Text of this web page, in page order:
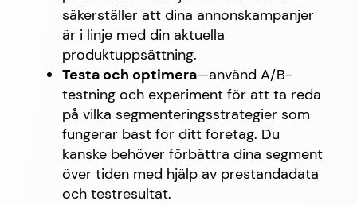
säkerställer att dina annonskampanjer
är i linje med din aktuella
produktuppsättning.
Testa och optimera—använd A/B-
testning och experiment för att ta reda
på vilka segmenteringsstrategier som
fungerar bäst för ditt företag. Du
kanske behöver förbättra dina segment
över tiden med hjälp av prestandadata
och testresultat.